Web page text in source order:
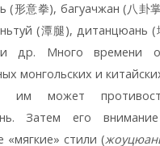
(形意拳), багуачжан (八卦
(潭腿), дитанцюань
Много времени
монгольских и
им может
Затем его
«мягкие» стили (